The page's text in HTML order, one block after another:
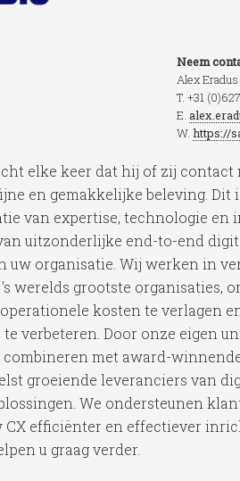
Neem
Alex Eradus
T. +31
E.
W. https://
elke keer dat hij of zij contact
en gemakkelijke beleving. Dit
van expertise, technologie en
uitzonderlijke end-to-end
uw organisatie. Wij werken in
werelds grootste organisaties,
kosten te verlagen
verbeteren. Door onze eigen
met award-
groeiende leveranciers van
We ondersteunen
CX efficiënter en effectiever
u graag verder.